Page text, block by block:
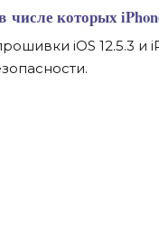
числе которых
iOS 12.5.3 и